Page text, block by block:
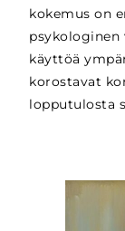
kokemus on
psykologinen
käyttöä
korostavat
lopputulosta